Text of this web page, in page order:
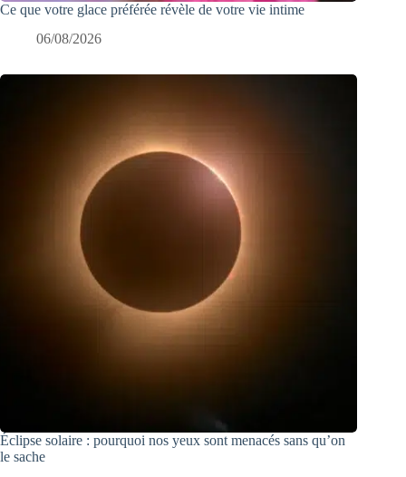
Ce que votre glace préférée révèle de votre vie intime
06/08/2026
Éclipse solaire : pourquoi nos yeux sont menacés sans qu’on
le sache